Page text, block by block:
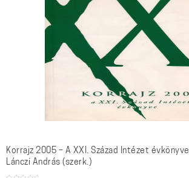
Korrajz 2005 – A XXI. Század Intézet évkönyve
Lánczi András (szerk.)